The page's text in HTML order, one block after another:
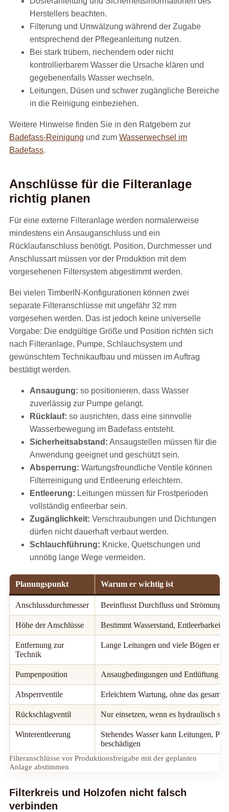
Herstellers beachten.
Filterung und Umwälzung während der Zugabe
entsprechend der Pflegeanleitung nutzen.
Bei stark trübem, riechendem oder nicht
kontrollierbarem Wasser die Ursache klären und
gegebenenfalls Wasser wechseln.
Leitungen, Düsen und schwer zugängliche Bereiche
in die Reinigung einbeziehen.
Weitere Hinweise finden Sie in den Ratgebern zur
Badefass-Reinigung und zum Wasserwechsel im
Badefass.
Anschlüsse für die Filteranlage
richtig planen
Für eine externe Filteranlage werden normalerweise
mindestens ein Ansauganschluss und ein
Rücklaufanschluss benötigt. Position, Durchmesser und
Anschlussart müssen vor der Produktion mit dem
vorgesehenen Filtersystem abgestimmt werden.
Bei vielen TimberIN-Konfigurationen können zwei
separate Filteranschlüsse mit ungefähr 32 mm
vorgesehen werden. Das ist jedoch keine universelle
Vorgabe: Die endgültige Größe und Position richten sich
nach Filteranlage, Pumpe, Schlauchsystem und
gewünschtem Technikaufbau und müssen im Auftrag
bestätigt werden.
Ansaugung: so positionieren, dass Wasser
zuverlässig zur Pumpe gelangt.
Rücklauf: so ausrichten, dass eine sinnvolle
Wasserbewegung im Badefass entsteht.
Sicherheitsabstand: Ansaugstellen müssen für die
Anwendung geeignet und geschützt sein.
Absperrung: Wartungsfreundliche Ventile können
Filterreinigung und Entleerung erleichtern.
Entleerung: Leitungen müssen für Frostperioden
vollständig entleerbar sein.
Zugänglichkeit: Verschraubungen und Dichtungen
dürfen nicht dauerhaft verbaut werden.
Schlauchführung: Knicke, Quetschungen und
unnötig lange Wege vermeiden.
Planungspunkt Warum er wichtig ist
Anschlussdurchmesser Beeinflusst Durchfluss und
Höhe der Anschlüsse Bestimmt Wasserstand, Entleerbarkeit
Entfernung zur
Technik
Lange Leitungen und viele Bögen
Pumpenposition Ansaugbedingungen und Entlüftung
Absperrventile Erleichtern Wartung, ohne das
Rückschlagventil Nur einsetzen, wenn es hydraulisch
Winterentleerung
Stehendes Wasser kann Leitungen,
beschädigen
Filteranschlüsse vor Produktionsfreigabe mit der geplanten
Anlage abstimmen
Filterkreis und Holzofen nicht falsch
verbinden